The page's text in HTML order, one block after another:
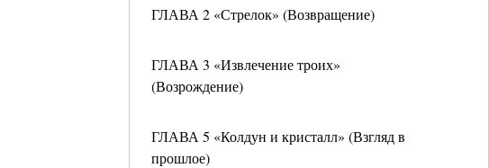
ГЛАВА 2 «Стрелок» (Возвращение)
ГЛАВА 3 «Извлечение троих»
(Возрождение)
ГЛАВА 5 «Колдун и кристалл» (Взгляд в
прошлое)